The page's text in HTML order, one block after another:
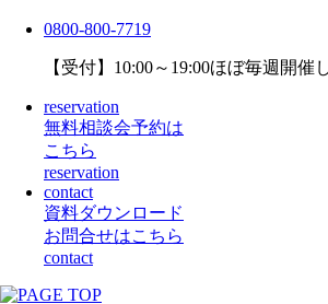
0800-800-7719
【受付】10:00～19:00ほぼ毎週開催
reservation
無料相談会予約は
こちら
reservation
contact
資料ダウンロード
お問合せはこちら
contact